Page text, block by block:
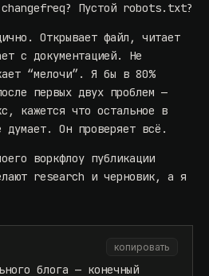
Пустой robots.txt?
Открывает файл, читает
с документацией. Не
“мелочи”. Я бы в 80%
первых двух проблем —
кажется что остальное в
думает. Он проверяет всё.
воркфлоу публикации
research и черновик, а я
копировать
блога — конечный